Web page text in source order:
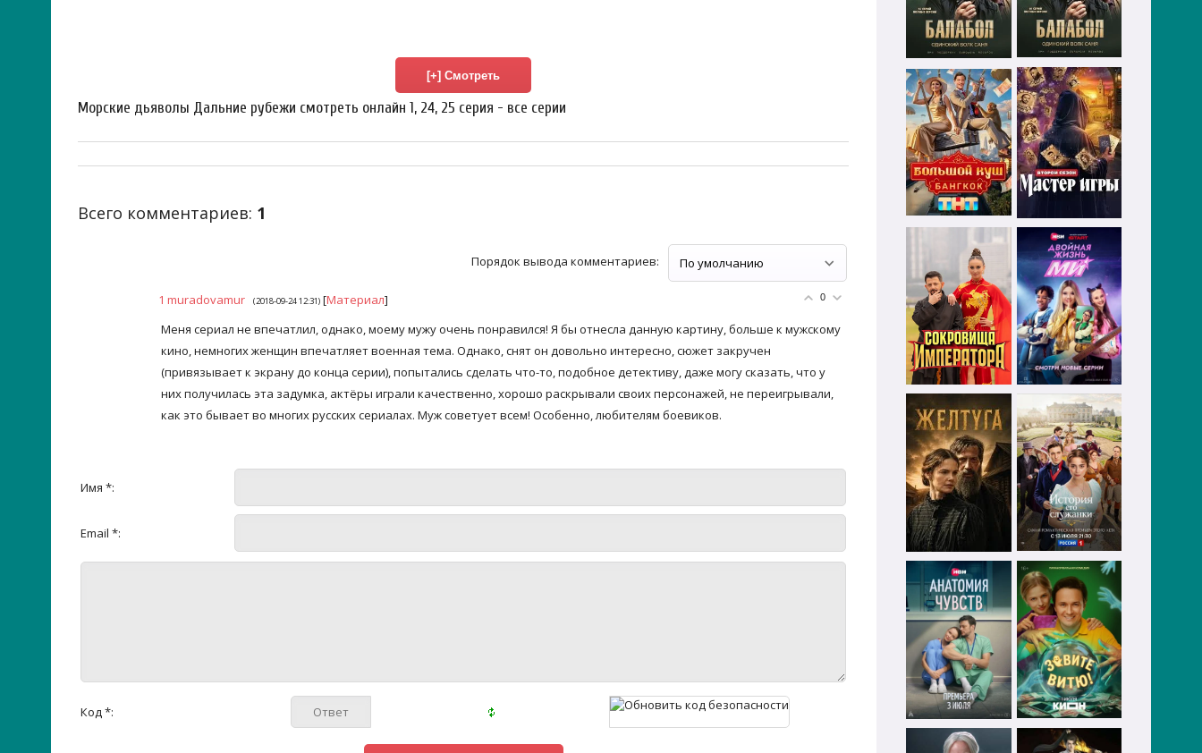
Морские дьяволы Дальние рубежи смотреть онлайн 1, 24, 25 серия - все серии
Всего комментариев: 1
Порядок вывода комментариев:
0
1 muradovamur (2018-09-24 12:31) [Материал]
Меня сериал не впечатлил, однако, моему мужу очень понравился! Я бы отнесла данную картину, больше к мужскому
кино, немногих женщин впечатляет военная тема. Однако, снят он довольно интересно, сюжет закручен
(привязывает к экрану до конца серии), попытались сделать что-то, подобное детективу, даже могу сказать, что у
них получилась эта задумка, актёры играли качественно, хорошо раскрывали своих персонажей, не переигрывали,
как это бывает во многих русских сериалах. Муж советует всем! Особенно, любителям боевиков.
Имя *:
Email *:
Код *: